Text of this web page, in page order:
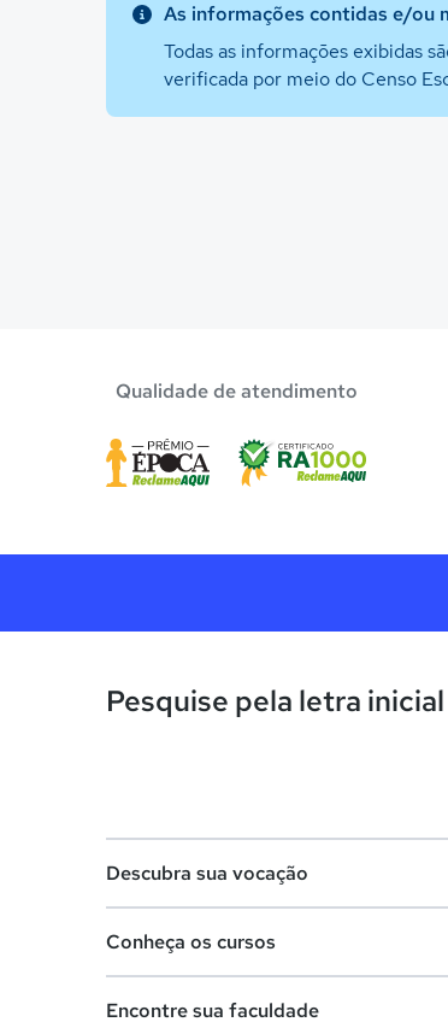
As informações contidas e/ou
Todas as informações exibidas
verificada por meio do Censo
Qualidade de atendimento
Pesquise pela letra inicial
Descubra sua vocação
Lista de profissões
Conheça os cursos
Encontre sua faculdade